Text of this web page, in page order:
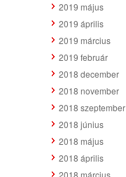
2019 május
2019 április
2019 március
2019 február
2018 december
2018 november
2018 szeptember
2018 június
2018 május
2018 április